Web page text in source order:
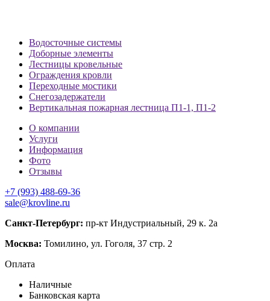
Водосточные системы
Доборные элементы
Лестницы кровельные
Ограждения кровли
Переходные мостики
Снегозадержатели
Вертикальная пожарная лестница П1-1, П1-2
О компании
Услуги
Информация
Фото
Отзывы
+7 (993) 488-69-36
sale@krovline.ru
Санкт-Петербург: пр-кт Индустриальный, 29 к. 2а
Москва: Томилино, ул. Гоголя, 37 стр. 2
Оплата
Наличные
Банковская карта